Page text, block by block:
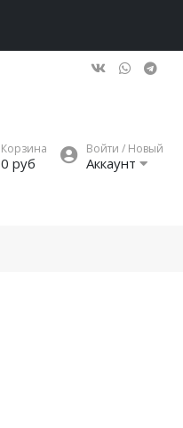
Корзина
0 руб
Войти / Новый
Аккаунт